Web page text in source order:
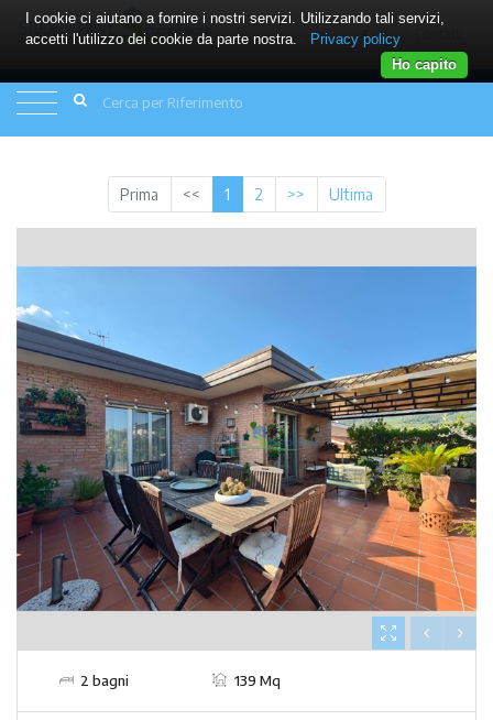
Prima << 1 (current)
2 >> Ultima
2 bagni 139 Mq
I cookie ci aiutano a fornire i nostri servizi. Utilizzando tali servizi,
accetti l'utilizzo dei cookie da parte nostra.
Privacy policy
Ho capito